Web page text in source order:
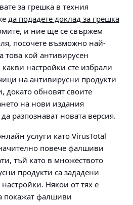
за грешка в техния
да подадете доклад за грешка
и ние ще се свържем
посочете възможно най-
това кой антивирусен
настройки сте избрали
на антивирусни продукти
докато обновят своите
на нови издания
разпознават новата версия.
услуги като VirusTotal
повече фалшиви
тъй като в множеството
продукти са зададени
Някои от тях е
покажат фалшиви